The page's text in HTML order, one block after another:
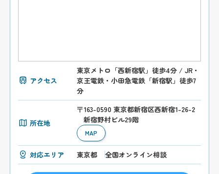
アクセス
東京メトロ「西新宿駅」徒歩4分 / JR・
京王電鉄・小田急電鉄「新宿駅」徒歩7
分
所在地
〒163-0590 東京都新宿区西新宿1-26-2
新宿野村ビル29階
MAP
対応エリア 東京都 全国オンライン相談